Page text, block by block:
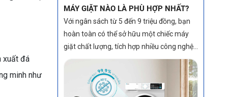
xuất đá
minh như
SẠCH SÂU – ĐÁNH BAY VẾT BẨN
CỨNG ĐẦU NHỜ CÔNG NGHỆ HIỆN
ĐẠI